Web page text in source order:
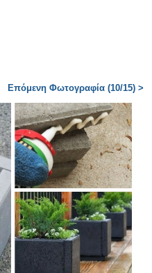
Επόμενη Φωτογραφία (10/15) >